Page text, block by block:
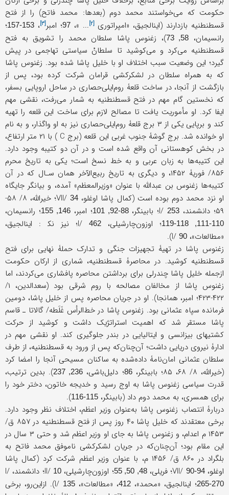
حکومت که می‌خواستند محمد دوم (بعدها: محمد فاتح) را از فتح
قسطنطنیه بازدارند (اینالجیق، «امپراتوری[۲] ... »،97؛ امبر[۳] ، 153-157
؛
رانسیمان،
58, 73
)، زغنوس پاشا سلطان محمد را تشویق به فتح
قسطنطنیه می‌کرد و می‌کوشید تا سلطانْ سیاستی تهاجمی در پیش
گیرد؛ این وضعیت سبب اختلاف او با خلیل ‌پاشا شده بود. زغنوس پاشا
که به همراه سلطان در لشکرکشی قرامان شرکت کرده بود، پس از
بازگشت از آنجا، در ساخت قلعۀ روم‌ایلی‌حصاری در ساحل اروپایی بسفر،
که نخستین گام مهم در فتح قسطنطنیه به شمار می‌رفت، نقشی مهم
ایفا کرد. او مأموریت یافت تا مصالح لازم برای ساخت این قلعه را تهیه
کند و برپایی یکی از ۳ برج قلعۀ روم‌ایلی‌حصاری نیز به او واگذار، و به نام
او خوانده شد. برج گوشۀ جنوب غربی این قلعه (برج C ) با ۲۱ متر ارتفاع،
در بخش کوهستانی آن واقع شده است و در آن دو کتیبه وجود دارد.
این کتیبه‌ها به زبان عربی و به خط نسخ است؛ یکی به تاریخ محرم
۸۵۶/ فوریۀ ۱۴۵۲، و دیگری به تاریخ ربیع‌الآخر همان سـال که در آن
کتیبه‌ها زغنوس ‌بن عبدالله با عنوان «وزیر‌المعظم» آمده، و بیانگر جایگاه
او نزد محمد دوم بوده است (‌کمال پاشا اوغلو، VII/ 34
؛ خیرالله، ۸/ ۵۸-
۵۹؛ دانشمند، I/
253 ؛ بابینگر، ؛ امبر، 146, 155 ؛ رانسیمان،
110-111, 118-119 ؛ اوزون‌چارشیلی، I/ 462
؛ نیز نک‍ : اینالجیق،
«مطالعات»، I/ 90
).
زغنوس پاشا در تهیۀ تجهیزات جنگی و تدارک حملۀ نهایی برای فتح
قسطنطنیه کوشید. در محاصرۀ قسطنطنیه، شماری از ارکان حکومت
ازجمله خلیل پاشا چندرلی برای برداشتن محاصره پافشاری می‌کردند، اما
زغنوس پاشا از مخالفان مصالحه با روم شرقی بود (سعدالدین، ۱/
۴۲۲-۴۲۳؛ امبر، همانجا). او در جریان محاصره پس از خلیل‌ پاشا، دومین
فرمانده سپاه عثمانی بود. زغنوس ‌پاشا در خط‌الرأس غَلَطه/ گالاتا ـ قاسم
پاشا مستقر شد که اهمیت استراتژیک داشت و کوشید از حرکت
کشتیهای بیزانسی و ایتالیایی در بندر جلوگیری کند. او نقشی مهم در
ادارۀ نیروی دریایی داشت؛ آن‌چنان‌که پس از ورود به قسطنطنیه، از طرف
سلطان عثمانی امان‌نامۀ داده‌شده به ساکنان مسیحی آنجا را امضا کرد
(خیرالله، ۸/ ۶۸، ۸۵؛ بابینگر،
86؛ دلیل‌باشی، 236, 237
). بدین ترتیب،
قدرت سیاسی زغنوس ‌پاشا به اوج رسید و خدیجه خاتون، دختر خود را
برای همسری، به محمد دوم داد (بابینگر، 115-116
).
دربارۀ انتصاب زغنوس ‌پاشا به‌عنوان وزیر اعظم، اختلاف نظر وجود دارد.
برخی معتقدند که خلیل‌ پاشا ۴۰ روز پس از فتح قسطنطنیه در ۸۵۷ ق/
۱۴۵۳ م اعدام، و زغنوس پاشا به جای او وزیر اعظم شد و حتى ۳ سال در
این مقام بود؛ آن‌چنان‌که در جریان لشکرکشی ناموفق محمد فاتح به
بلگراد در ۸۶۰ ق/ ۱۴۵۶ م، با ‌عنوان وزیر اعظم شرکت کرد (کمال پاشا
اوغلو، VII/90-94 ؛ فریلی،48, 50, 55 ؛ اوزون‌چارشیلی، II/ 10 ؛ دانشمند، I/
265-270؛ اینالجیق، «محمد»، 412، «مطالعات»، I/ 135
). ازاین‌رو، برخی